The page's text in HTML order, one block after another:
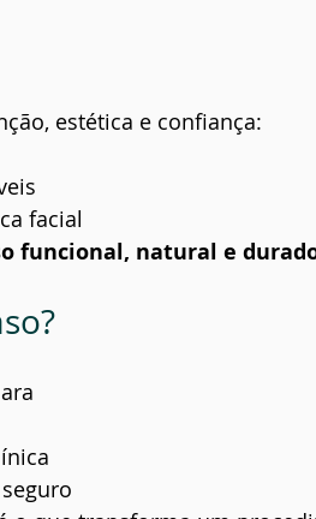
estética e confiança:
facial
funcional, natural e